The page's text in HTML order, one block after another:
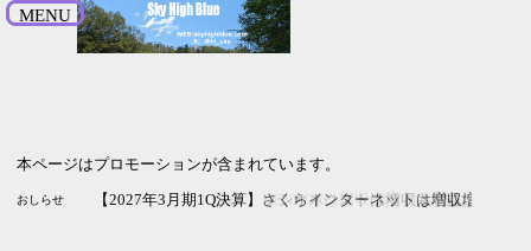
MENU
本ページはプロモーションが含まれています。
おしらせ 【2027年3月期1Q